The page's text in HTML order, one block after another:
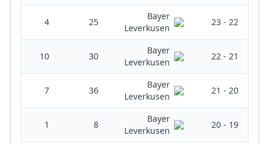
22 - 23
Bayer
Leverkusen
25
4
21 - 22
Bayer
Leverkusen
30
10
20 - 21
Bayer
Leverkusen
36
7
19 - 20
Bayer
Leverkusen
8
1